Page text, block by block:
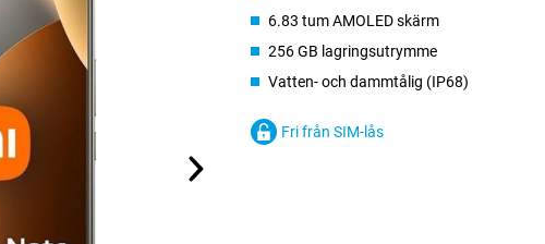
6.83 tum AMOLED skärm
256 GB lagringsutrymme
Vatten- och dammtålig (IP68)
Fri från SIM-lås